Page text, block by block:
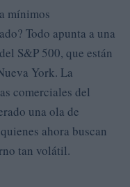
mínimos
Todo apunta a una
S&P 500, que están
York. La
comerciales del
una ola de
ahora buscan
tan volátil.